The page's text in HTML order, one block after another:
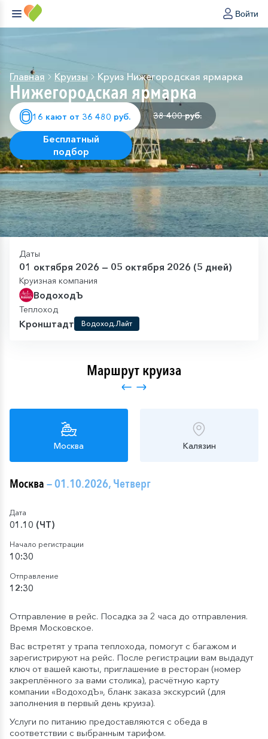
Войти
Главная Круизы Круиз Нижегородская ярмарка
Нижегородская ярмарка
16 кают от 36 480 руб. 38 400 руб.
Бесплатный
подбор
Даты
01 октября 2026 — 05 октября 2026 (5 дней)
Круизная компания
ВодоходЪ
Теплоход
Кронштадт Водоход.Лайт
Маршрут круиза
Москва Калязин
Москва— 01.10.2026, Четверг
Дата
01.10 (ЧТ)
Начало регистрации
10:30
Отправление
12:30
Отправление в рейс. Посадка за 2 часа до отправления.
Время Московское.
Вас встретят у трапа теплохода, помогут с багажом и
зарегистрируют на рейс. После регистрации вам выдадут
ключ от вашей каюты, приглашение в ресторан (номер
закреплённого за вами столика), расчётную карту
компании «ВодоходЪ», бланк заказа экскурсий (для
заполнения в первый день круиза).
Услуги по питанию предоставляются с обеда в
соответствии с выбранным тарифом.